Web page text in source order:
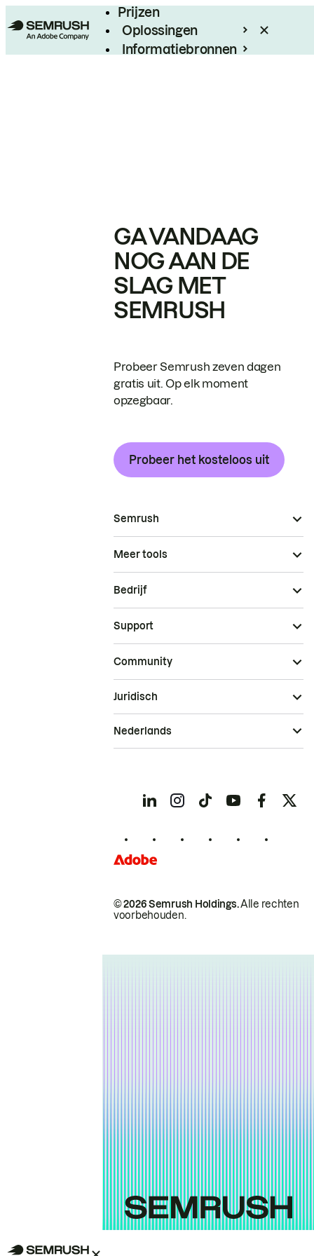
Prijzen
Oplossingen
Informatiebronnen
GA VANDAAG
NOG AAN DE
SLAG MET
SEMRUSH
Probeer Semrush zeven dagen
gratis uit. Op elk moment
opzegbaar.
Probeer het kosteloos uit
Semrush
Meer tools
Bedrijf
Support
Community
© 2026 Semrush Holdings.Alle rechten
voorbehouden.
Juridisch
Nederlands